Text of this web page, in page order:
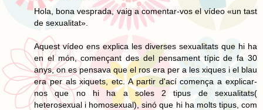
Hola, bona vesprada, vaig a comentar-vos el vídeo «un tast
de sexualitat».
Aquest vídeo ens explica les diverses sexualitats que hi ha
en el món, començant des del pensament típic de fa 30
anys, on es pensava que el ros era per a les xiques i el blau
era per als xiquets, etc. A partir d'ací comença a explicar-
nos que no hi ha a soles 2 tipus de sexualitats(
heterosexual i homosexual), sinó que hi ha molts tipus, com